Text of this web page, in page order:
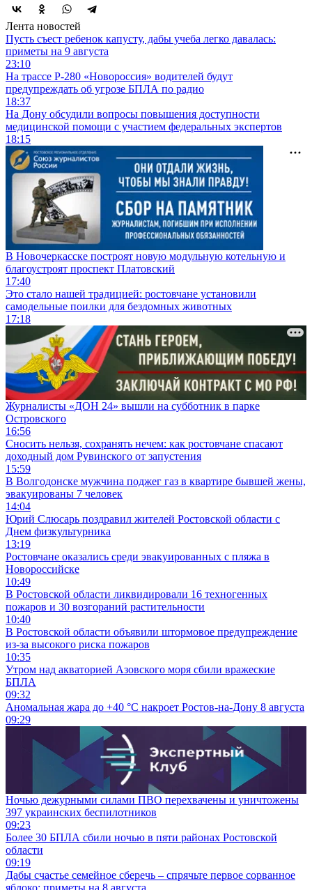
Лента новостей
Пусть съест ребенок капусту, дабы учеба легко давалась:
приметы на 9 августа
23:10
На трассе Р-280 «Новороссия» водителей будут
предупреждать об угрозе БПЛА по радио
18:37
На Дону обсудили вопросы повышения доступности
медицинской помощи с участием федеральных экспертов
18:15
В Новочеркасске построят новую модульную котельную и
благоустроят проспект Платовский
17:40
Это стало нашей традицией: ростовчане установили
самодельные поилки для бездомных животных
17:18
Журналисты «ДОН 24» вышли на субботник в парке
Островского
16:56
Сносить нельзя, сохранять нечем: как ростовчане спасают
доходный дом Рувинского от запустения
15:59
В Волгодонске мужчина поджег газ в квартире бывшей жены,
эвакуированы 7 человек
14:04
Юрий Слюсарь поздравил жителей Ростовской области с
Днем физкультурника
13:19
Ростовчане оказались среди эвакуированных с пляжа в
Новороссийске
10:49
В Ростовской области ликвидировали 16 техногенных
пожаров и 30 возгораний растительности
10:40
В Ростовской области объявили штормовое предупреждение
из-за высокого риска пожаров
10:35
Утром над акваторией Азовского моря сбили вражеские
БПЛА
09:32
Аномальная жара до +40 °C накроет Ростов-на-Дону 8 августа
09:29
Ночью дежурными силами ПВО перехвачены и уничтожены
397 украинских беспилотников
09:23
Более 30 БПЛА сбили ночью в пяти районах Ростовской
области
09:19
Дабы счастье семейное сберечь – спрячьте первое сорванное
яблоко: приметы на 8 августа